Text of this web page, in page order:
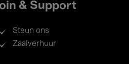
& Support
Steun ons
Zaalverhuur